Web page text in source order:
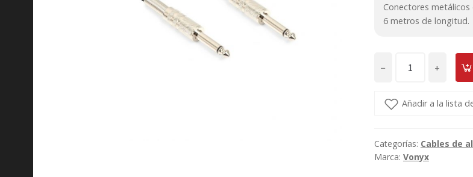
Conectores metálicos
6 metros de longitud.
−
instrumento
Jack
6.3
+
Añadir a la lista
Categorías: Cables de
Marca: Vonyx